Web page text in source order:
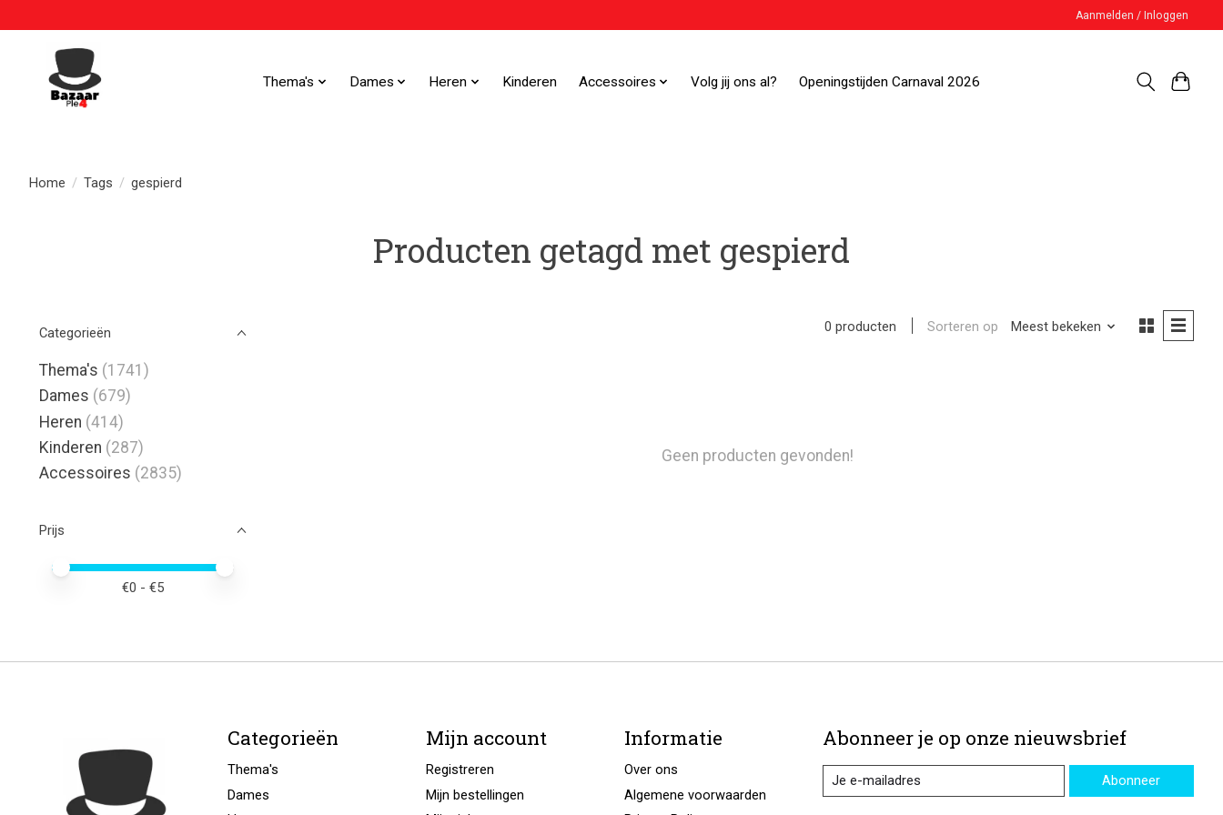
Aanmelden / Inloggen
Thema's Dames Heren Kinderen Accessoires Volg jij ons al? Openingstijden Carnaval 2026
Home / Tags / gespierd
Producten getagd met gespierd
Categorieën
Thema's (1741)
Dames (679)
Heren (414)
Kinderen (287)
Accessoires (2835)
Prijs
Minimale prijswaarde
Price maximum value
€0 - €5
0 producten Sorteren op Meest bekeken
Geen producten gevonden!
Categorieën
Thema's
Dames
Mijn account
Registreren
Mijn bestellingen
Informatie
Over ons
Algemene voorwaarden
Abonneer je op onze nieuwsbrief
Abonneer